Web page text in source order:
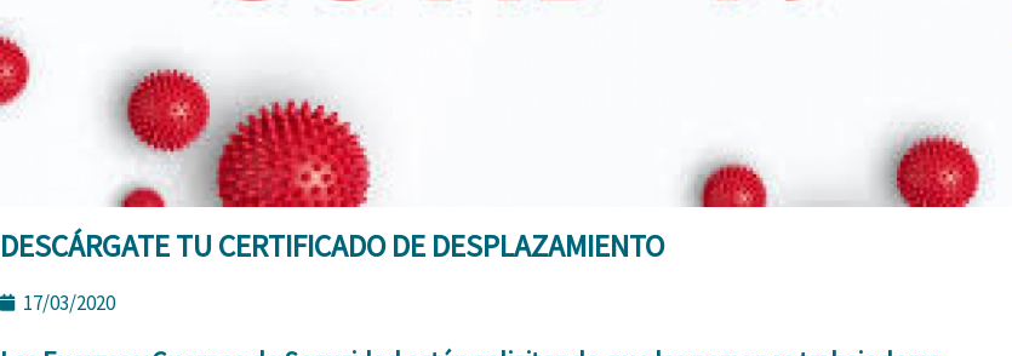
DESCÁRGATE TU CERTIFICADO DE DESPLAZAMIENTO
17/03/2020